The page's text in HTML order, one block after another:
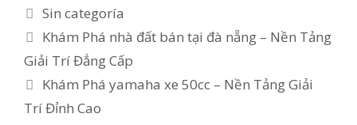
Categorías
Sin categoría
Khám Phá nhà đất bán tại đà nẵng – Nền Tảng
Giải Trí Đẳng Cấp
Khám Phá yamaha xe 50cc – Nền Tảng Giải
Trí Đỉnh Cao